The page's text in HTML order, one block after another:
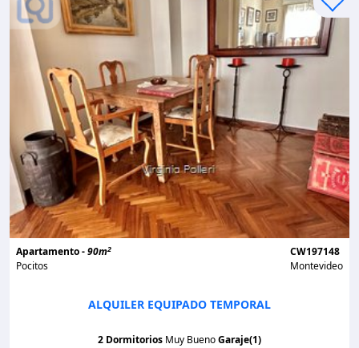
Apartamento -90m2
Pocitos
CW197148
Montevideo
ALQUILER EQUIPADO TEMPORAL
2 Dormitorios Muy BuenoGaraje(1)